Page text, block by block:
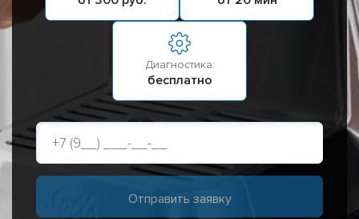
Диагностика:
бесплатно